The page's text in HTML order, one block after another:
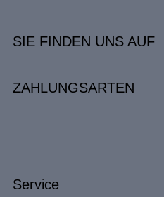
SIE FINDEN UNS AUF
ZAHLUNGSARTEN
Service